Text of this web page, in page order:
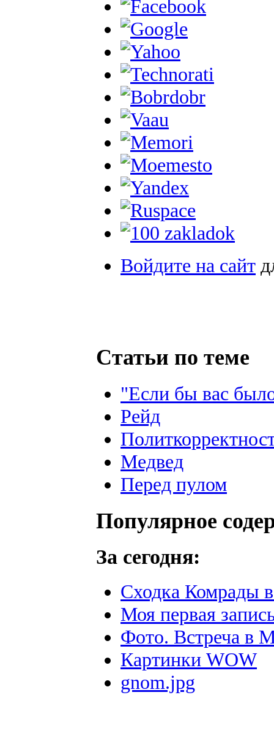
Войдите на сайт
Статьи по теме
"Если бы вас
Рейд
Медвед
Перед пулом
Популярное
За сегодня:
Сходка Комрады
Моя первая
Фото. Встреча в
Картинки WOW
gnom.jpg